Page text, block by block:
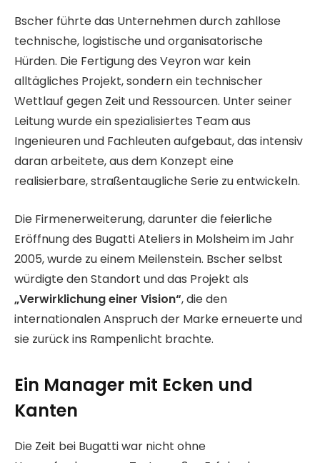
Bscher führte das Unternehmen durch zahllose
technische, logistische und organisatorische
Hürden. Die Fertigung des Veyron war kein
alltägliches Projekt, sondern ein technischer
Wettlauf gegen Zeit und Ressourcen. Unter seiner
Leitung wurde ein spezialisiertes Team aus
Ingenieuren und Fachleuten aufgebaut, das intensiv
daran arbeitete, aus dem Konzept eine
realisierbare, straßentaugliche Serie zu entwickeln.
Die Firmenerweiterung, darunter die feierliche
Eröffnung des Bugatti Ateliers in Molsheim im Jahr
2005, wurde zu einem Meilenstein. Bscher selbst
würdigte den Standort und das Projekt als
„Verwirklichung einer Vision“, die den
internationalen Anspruch der Marke erneuerte und
sie zurück ins Rampenlicht brachte.
Ein Manager mit Ecken und
Kanten
Die Zeit bei Bugatti war nicht ohne